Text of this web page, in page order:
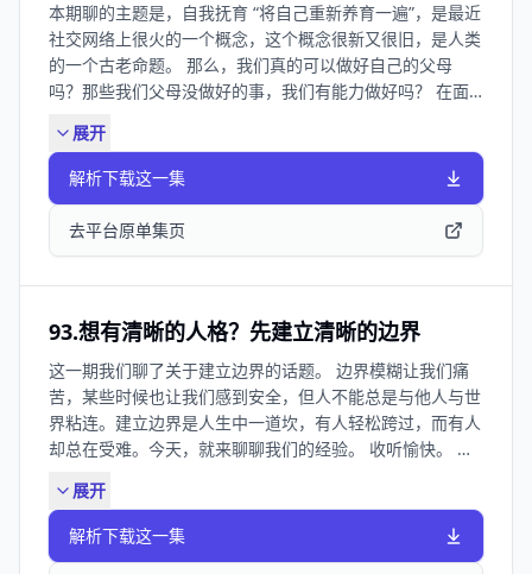
党，特别是小孩老人用这个对腰椎颈椎很友好。如果喜欢推
荐大家试试 另外上次错过了他们家凉被凉垫，枕头，按摩
仪优惠的听友们这次也可以领券购买，七西的床上产品对于
睡眠都很有帮助。特别是枕头，睡过之后就不想换其他枕头
【听友福利】 1.点击链接：
https://mo.m.tmall.com/page/35920428?
shop_id=521104390 或复制口令到淘宝
48￥wyp545M0dTc￥ CZ0001/ 或去淘店搜【 七 西 旗 舰
店 】向客服报暗号「思文败类 」领取比大促折扣还低的大
Headcase-Day Wave 👧在哪里还可以看到主播 思文： 小
小红书：lemon袁袁 B站：lemon袁袁 公众号：思文和败
类 想进听友群的朋友可添加微信：siwenbailei2026（备注
思文进群） 📻本节目收听方式： 目前《思文，败类》在：
苹果播客｜ 小宇宙｜QQ音乐｜网易云音乐｜喜马拉雅｜
Spotify 都可以收听啦
本期聊的主题是，自我抚育 “将自己重新养育一遍”，是最近
社交网络上很火的一个概念，这个概念很新又很旧，是人类
的一个古老命题。 那么，我们真的可以做好自己的父母
吗？那些我们父母没做好的事，我们有能力做好吗？ 在面
为自己做些什么呢？ 这次我们用一本书来解答这个问题。
这本书叫做《不原谅也没关系》，这是一本讲CPTSD的书，
但又不仅仅是讲CPTSD。即使我们心理相对健康，也依然能
从中获得滋养。 如果大家有什么不一样的观点或者建议，
欢迎留言 ，很多东西就是在谈论中逐渐清晰的。 ✍️ Show
一种情感虐待 07:39 隔壁同事发零食，真的很怕略过自己
发展出自我同情和自我保护 18:23 再抚育代表团：朋友、伴
侣、宠物、书籍 20:30 《黑暗荣耀》：自己重新养育自己的
完美范本 26:05 东亚家庭，以一种嫌弃的方式对你好 37:41
不用为了深刻而去痛苦 38:45 想要将自己重新养一遍，我该
怎么做？ 42:31 滚吧，内在批判者！ 47:16 闭上眼，听一
听吧 51:03 想爱自己，先感受自己 我们的周边上线啦！数
量有限，售完即止噢 点击购买👉超好用的草本蒸汽眼罩 点
击购买👉超百搭的纯棉帆布袋 本期BGM： Adversity-
展开
解析下载这一集
去平台原单集页
93.想有清晰的人格？先建立清晰的边界
这一期我们聊了关于建立边界的话题。 边界模糊让我们痛
苦，某些时候也让我们感到安全，但人不能总是与他人与世
界粘连。建立边界是人生中一道坎，有人轻松跨过，而有人
却总在受难。今天，就来聊聊我们的经验。 收听愉快。 ✍️
不可怕，可怕的是揣摩边界在哪儿 10:36 建立边界就是建立
秩序 15:21 边界模糊的人，听故事都累 19:24 美丽茶壶送
出事件 25:19 半夜群里胡话事件 30:40 我们与万物同在的
展开
解析下载这一集